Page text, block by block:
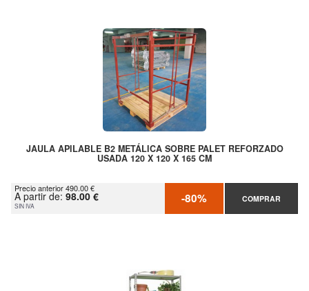
JAULA APILABLE B2 METÁLICA SOBRE PALET REFORZADO
USADA 120 X 120 X 165 CM
Precio anterior 490.00 €
A partir de: 98.00 €
SIN IVA -80% COMPRAR